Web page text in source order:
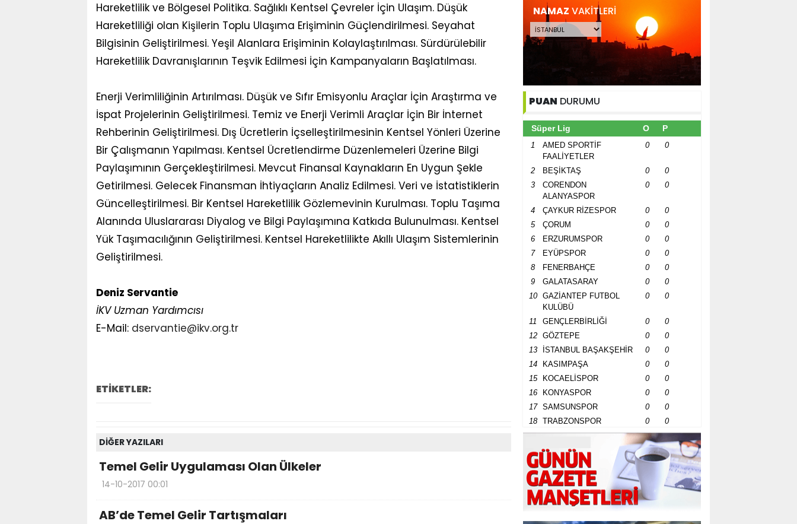
Hareketlilik ve Bölgesel Politika. Sağlıklı Kentsel Çevreler İçin Ulaşım. Düşük
Hareketliliği olan Kişilerin Toplu Ulaşıma Erişiminin Güçlendirilmesi. Seyahat
Bilgisinin Geliştirilmesi. Yeşil Alanlara Erişiminin Kolaylaştırılması. Sürdürülebilir
Hareketlilik Davranışlarının Teşvik Edilmesi İçin Kampanyaların Başlatılması.
Enerji Verimliliğinin Artırılması. Düşük ve Sıfır Emisyonlu Araçlar İçin Araştırma ve
İspat Projelerinin Geliştirilmesi. Temiz ve Enerji Verimli Araçlar İçin Bir İnternet
Rehberinin Geliştirilmesi. Dış Ücretlerin İçselleştirilmesinin Kentsel Yönleri Üzerine
Bir Çalışmanın Yapılması. Kentsel Ücretlendirme Düzenlemeleri Üzerine Bilgi
Paylaşımının Gerçekleştirilmesi. Mevcut Finansal Kaynakların En Uygun Şekle
Getirilmesi. Gelecek Finansman İhtiyaçların Analiz Edilmesi. Veri ve İstatistiklerin
Güncelleştirilmesi. Bir Kentsel Hareketlilik Gözlemevinin Kurulması. Toplu Taşıma
Alanında Uluslararası Diyalog ve Bilgi Paylaşımına Katkıda Bulunulması. Kentsel
Yük Taşımacılığının Geliştirilmesi. Kentsel Hareketlilikte Akıllı Ulaşım Sistemlerinin
Geliştirilmesi.
Deniz Servantie
İKV Uzman Yardımcısı
E-Mail: dservantie@ikv.org.tr
ETİKETLER:
DİĞER YAZILARI
Temel Gelir Uygulaması Olan Ülkeler
14-10-2017 00:01
AB’de Temel Gelir Tartışmaları
NAMAZ VAKİTLERİ
PUAN DURUMU
Süper Lig O P
1
AMED SPORTİF
FAALİYETLER
0 0
2 BEŞİKTAŞ 0
0
3
CORENDON
ALANYASPOR
0 0
4 ÇAYKUR RİZESPOR 0
0
5
ÇORUM 0
0
6
ERZURUMSPOR 0
0
7
EYÜPSPOR 0
0
8
FENERBAHÇE 0
0
9
GALATASARAY 0
0
10
GAZİANTEP FUTBOL
KULÜBÜ
0 0
11 GENÇLERBİRLİĞİ 0
0
12
GÖZTEPE 0
0
13
İSTANBUL BAŞAKŞEHİR 0
0
14
KASIMPAŞA 0
0
15
KOCAELİSPOR 0
0
16
KONYASPOR 0
0
17
SAMSUNSPOR 0
0
18
TRABZONSPOR 0 0